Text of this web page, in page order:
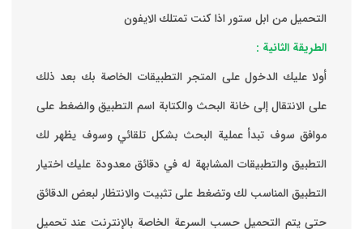
التحميل من ابل ستور اذا كنت تمتلك الايفون
الطريقة الثانية :
‏أولا عليك الدخول على المتجر التطبيقات الخاصة بك ‏بعد ذلك
على الانتقال إلى خانة البحث والكتابة اسم التطبيق والضغط على
موافق ‏سوف تبدأ عملية البحث بشكل تلقائي وسوف يظهر لك
التطبيق والتطبيقات المشابهة له في دقائق معدودة ‏عليك اختيار
التطبيق المناسب لك وتضغط على تثبيت والانتظار لبعض الدقائق
حتى يتم التحميل حسب السرعة الخاصة بالإنترنت ‏عند تحميل